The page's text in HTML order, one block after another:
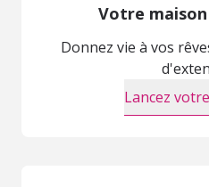
Votre
Donnez vie à vos
Lancez